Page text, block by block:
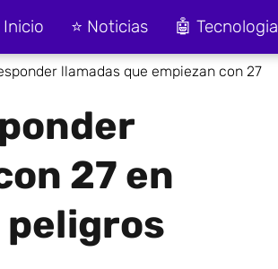
⭐ Noticias 🤖 Tecnologia
llamadas que empiezan con 27
27 en
peligros